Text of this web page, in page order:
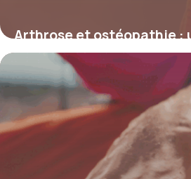
Arthrose et ostéopathie :
manuelle pour apaiser les
articulaires
4 juillet 2025